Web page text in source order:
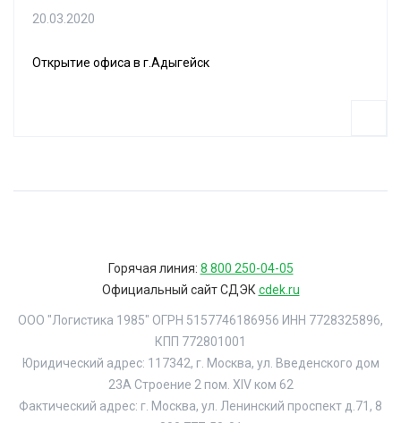
20.03.2020
Открытие офиса в г.Адыгейск
Горячая линия: 8 800 250-04-05
Официальный сайт СДЭК cdek.ru
ООО "Логистика 1985" ОГРН 5157746186956 ИНН 7728325896,
КПП 772801001
Юридический адрес: 117342, г. Москва, ул. Введенского дом
23А Строение 2 пом. XIV ком 62
Фактический адрес: г. Москва, ул. Ленинский проспект д.71, 8